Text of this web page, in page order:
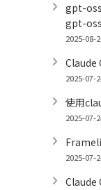
gpt-
gpt-
2025-08-
Claude
2025-07-
使用
2025-07-
2025-07-
Claude